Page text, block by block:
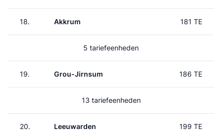
18. Akkrum 181 TE
5 tariefeenheden
19. Grou-Jirnsum 186 TE
13 tariefeenheden
20. Leeuwarden 199 TE